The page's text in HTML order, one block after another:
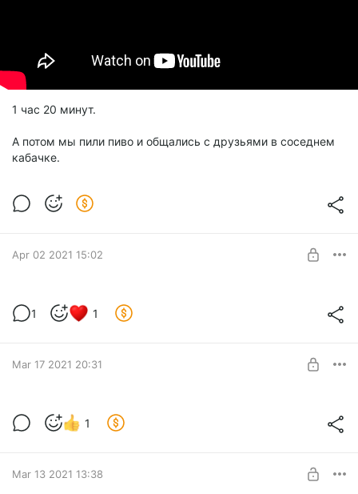
1 час 20 минут.
А потом мы пили пиво и общались с друзьями в соседнем
кабачке.
Apr 02 2021 15:02
Модная ныне тема - Разбор инцидентов.
1 1
Mar 17 2021 20:31
Advance Omega X-Alps 3
1
Mar 13 2021 13:38